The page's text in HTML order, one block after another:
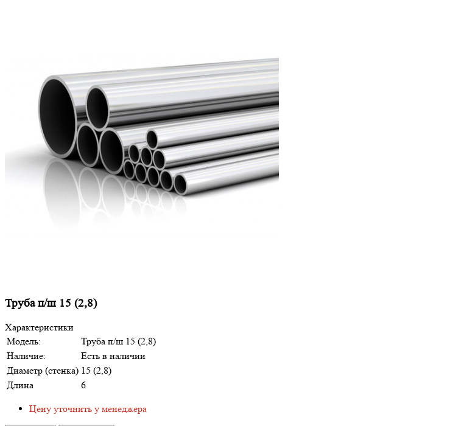
Труба п/ш 15 (2,8)
Характеристики
Модель:
Труба п/ш 15 (2,8)
Наличие:
Есть в наличии
Диаметр (стенка) 15 (2,8)
Длина
6
Цену уточнить у менеджера